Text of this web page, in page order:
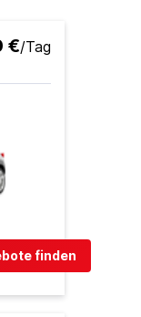
€/Tag
finden